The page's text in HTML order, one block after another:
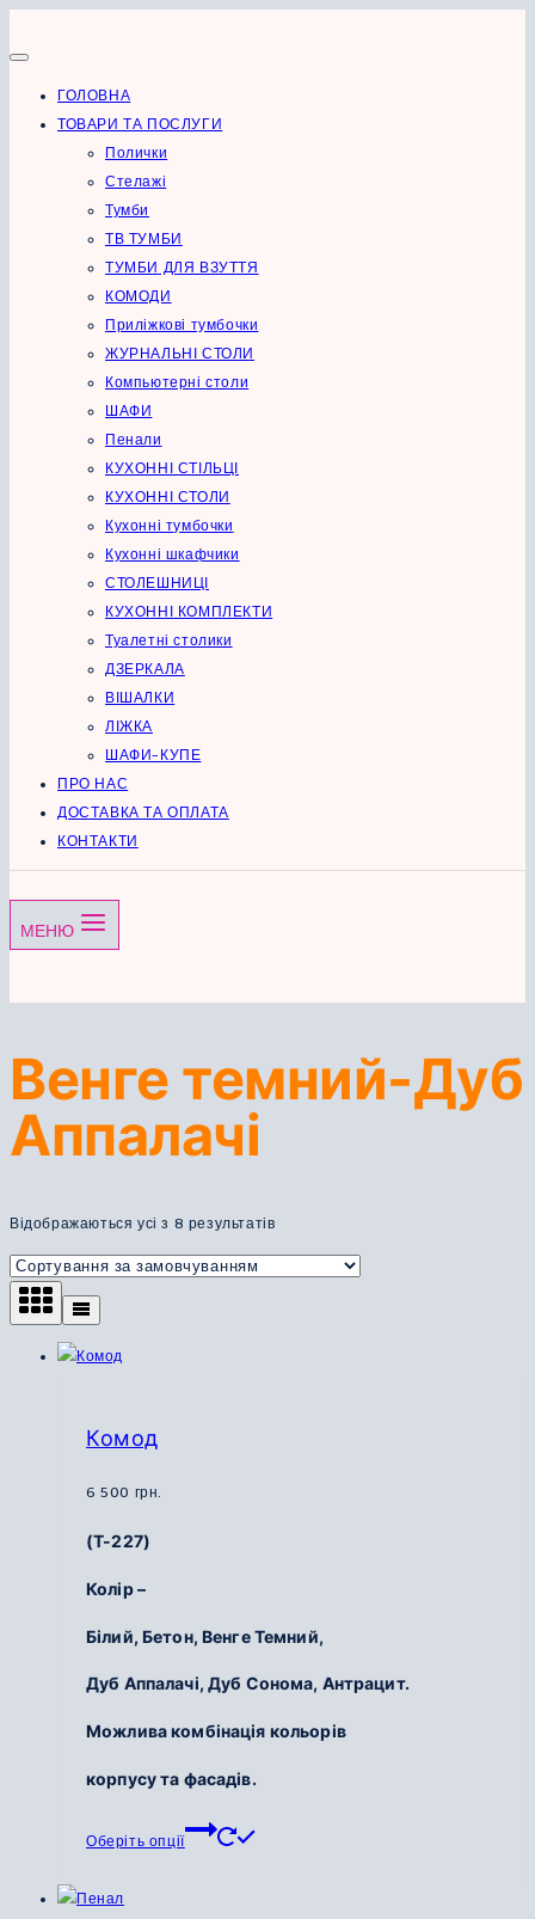
до
ГОЛОВНА
ТОВАРИ ТА ПОСЛУГИ
Полички
Стелажі
Тумби
ТВ ТУМБИ
ТУМБИ ДЛЯ ВЗУТТЯ
КОМОДИ
Приліжкові тумбочки
ЖУРНАЛЬНІ СТОЛИ
Компьютерні столи
ШАФИ
Пенали
КУХОННІ СТІЛЬЦІ
КУХОННІ СТОЛИ
Кухонні тумбочки
Кухонні шкафчики
СТОЛЕШНИЦІ
КУХОННІ КОМПЛЕКТИ
Туалетні столики
ДЗЕРКАЛА
ВІШАЛКИ
ЛІЖКА
ШАФИ-КУПЕ
ПРО НАС
ДОСТАВКА ТА ОПЛАТА
КОНТАКТИ
МЕНЮ
Венге темний-Дуб
Аппалачі
Відображаються усі з 8 результатів
Комод
6 500 грн.
(Т-227)
Колір –
Білий, Бетон, Венге Темний,
Дуб Аппалачі, Дуб Сонома, Антрацит.
Можлива комбінація кольорів
корпусу та фасадів.
Оберіть опції
Цей